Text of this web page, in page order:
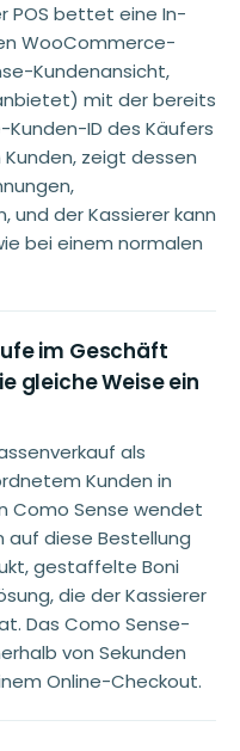
POS bettet eine In-
WooCommerce-
Kundenansicht,
mit der bereits
ID des Käufers
zeigt dessen
und der Kassierer kann
bei einem normalen
im Geschäft
gleiche Weise ein
als
Kunden in
Como Sense wendet
diese Bestellung
gestaffelte Boni
die der Kassierer
Das Como Sense-
von Sekunden
Online-Checkout.